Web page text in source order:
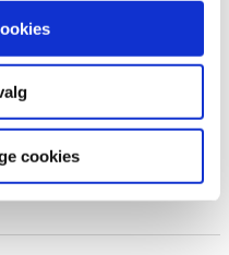
cookies
Haug AS
servicepartner ,